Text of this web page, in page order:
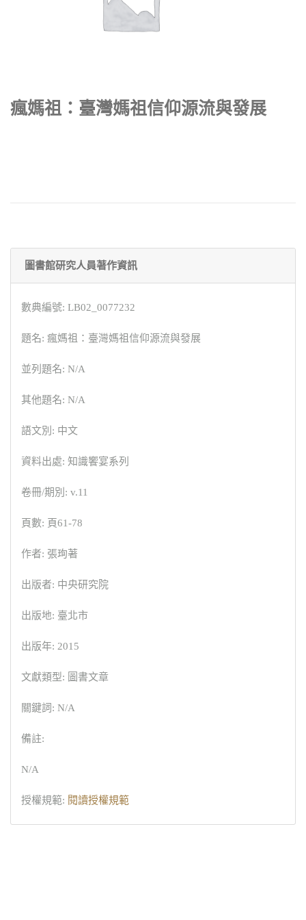
瘋媽祖：臺灣媽祖信仰源流與發展
圖書館研究人員著作資訊
數典編號: LB02_0077232
題名: 瘋媽祖：臺灣媽祖信仰源流與發展
並列題名: N/A
其他題名: N/A
語文別: 中文
資料出處: 知識饗宴系列
卷冊/期別: v.11
頁數: 頁61-78
作者: 張珣著
出版者: 中央研究院
出版地: 臺北市
出版年: 2015
文獻類型: 圖書文章
關鍵詞: N/A
備註:
N/A
授權規範: 閱讀授權規範